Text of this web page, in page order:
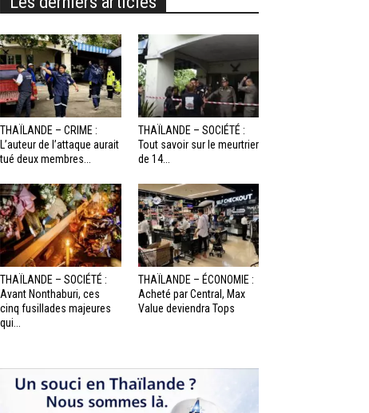
THAÏLANDE – CRIME :
L’auteur de l’attaque aurait
tué deux membres...
THAÏLANDE – SOCIÉTÉ :
Tout savoir sur le meurtrier
de 14...
THAÏLANDE – SOCIÉTÉ :
Avant Nonthaburi, ces
cinq fusillades majeures
qui...
THAÏLANDE – ÉCONOMIE :
Acheté par Central, Max
Value deviendra Tops